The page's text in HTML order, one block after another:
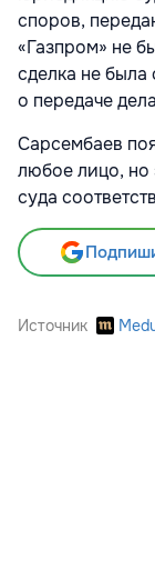
споров,
«Газпром» не
сделка не
о передаче
Сарсембаев
любое лицо, но
суда
Источник